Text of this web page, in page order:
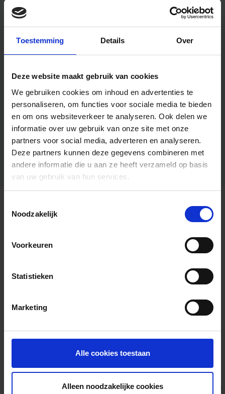
Toestemming Details Over
Deze website maakt gebruik van cookies
We gebruiken cookies om inhoud en advertenties te
personaliseren, om functies voor sociale media te bieden
en om ons websiteverkeer te analyseren. Ook delen we
informatie over uw gebruik van onze site met onze
partners voor social media, adverteren en analyseren.
Deze partners kunnen deze gegevens combineren met
andere informatie die u aan ze heeft verzameld op basis
van uw gebruik van hun services.
Noodzakelijk
Voorkeuren
Statistieken
Marketing
Alle cookies toestaan
Alleen noodzakelijke cookies
Algemene informatie
Foto’s ({{photos.length}})
Eigen foto’s